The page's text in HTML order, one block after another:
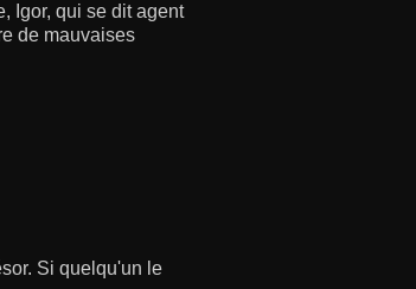
Igor, qui se dit agent
de mauvaises
Si quelqu'un le